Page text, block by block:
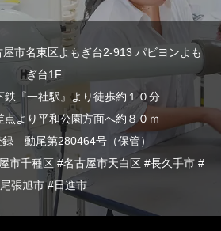
市名東区よもぎ台2-913 パビヨンよも
ぎ台1F
鉄『一社駅』より徒歩約１０分
点より平和公園方面へ約８０ｍ
動尾第280464号（保管）
市千種区 #名古屋市天白区 #長久手市 #
尾張旭市 #日進市